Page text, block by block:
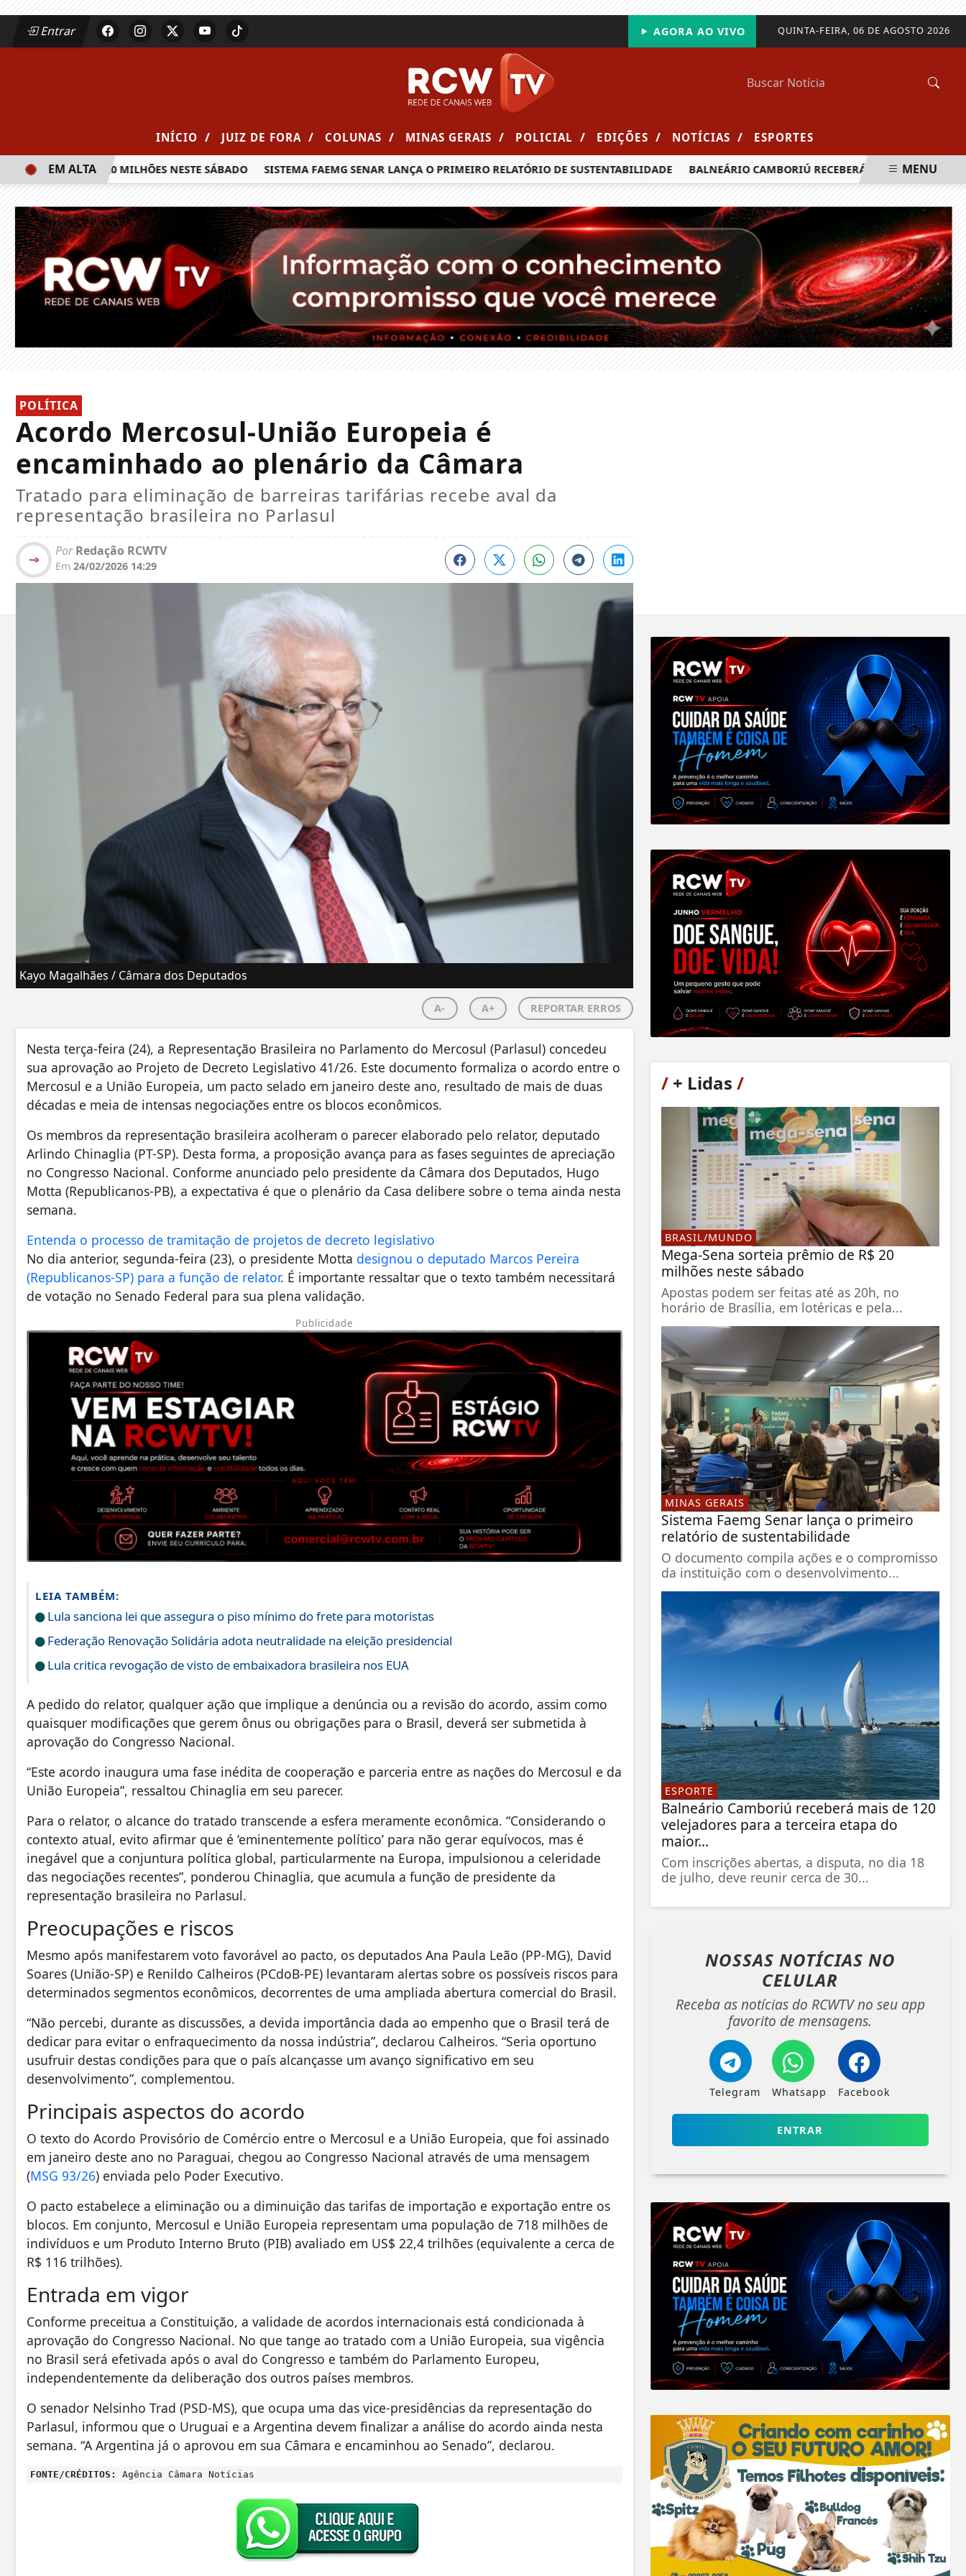
Entrar QUINTA-FEIRA, 06 DE AGOSTO 2026
AGORA AO VIVO
INÍCIO / JUIZ DE FORA / COLUNAS / MINAS GERAIS / POLICIAL / EDIÇÕES / NOTÍCIAS / ESPORTES
PRÊMIO DE R$ 20 MILHÕES NESTE SÁBADO SISTEMA FAEMG SENAR LANÇA O PRIMEIRO RELATÓRIO DE SUSTENTABILIDADE BALNEÁRIO CAMBORIÚ RECEBERÁ MAIS DE 120
EM ALTA MENU
POLÍTICA
Acordo Mercosul-União Europeia é
encaminhado ao plenário da Câmara
Tratado para eliminação de barreiras tarifárias recebe aval da
representação brasileira no Parlasul
PorRedação RCWTV
Em 24/02/2026 14:29
Kayo Magalhães / Câmara dos Deputados
A- A+ REPORTAR ERROS
Nesta terça-feira (24), a Representação Brasileira no Parlamento do Mercosul (Parlasul) concedeu
sua aprovação ao Projeto de Decreto Legislativo 41/26. Este documento formaliza o acordo entre o
Mercosul e a União Europeia, um pacto selado em janeiro deste ano, resultado de mais de duas
décadas e meia de intensas negociações entre os blocos econômicos.
Os membros da representação brasileira acolheram o parecer elaborado pelo relator, deputado
Arlindo Chinaglia (PT-SP). Desta forma, a proposição avança para as fases seguintes de apreciação
no Congresso Nacional. Conforme anunciado pelo presidente da Câmara dos Deputados, Hugo
Motta (Republicanos-PB), a expectativa é que o plenário da Casa delibere sobre o tema ainda nesta
semana.
Entenda o processo de tramitação de projetos de decreto legislativo
No dia anterior, segunda-feira (23), o presidente Motta designou o deputado Marcos Pereira
(Republicanos-SP) para a função de relator. É importante ressaltar que o texto também necessitará
de votação no Senado Federal para sua plena validação.
Publicidade
LEIA TAMBÉM:
Lula sanciona lei que assegura o piso mínimo do frete para motoristas
Federação Renovação Solidária adota neutralidade na eleição presidencial
Lula critica revogação de visto de embaixadora brasileira nos EUA
A pedido do relator, qualquer ação que implique a denúncia ou a revisão do acordo, assim como
quaisquer modificações que gerem ônus ou obrigações para o Brasil, deverá ser submetida à
aprovação do Congresso Nacional.
“Este acordo inaugura uma fase inédita de cooperação e parceria entre as nações do Mercosul e da
União Europeia”, ressaltou Chinaglia em seu parecer.
Para o relator, o alcance do tratado transcende a esfera meramente econômica. “Considerando o
contexto atual, evito afirmar que é ‘eminentemente político’ para não gerar equívocos, mas é
inegável que a conjuntura política global, particularmente na Europa, impulsionou a celeridade
das negociações recentes”, ponderou Chinaglia, que acumula a função de presidente da
representação brasileira no Parlasul.
Preocupações e riscos
Mesmo após manifestarem voto favorável ao pacto, os deputados Ana Paula Leão (PP-MG), David
Soares (União-SP) e Renildo Calheiros (PCdoB-PE) levantaram alertas sobre os possíveis riscos para
determinados segmentos econômicos, decorrentes de uma ampliada abertura comercial do Brasil.
“Não percebi, durante as discussões, a devida importância dada ao empenho que o Brasil terá de
dedicar para evitar o enfraquecimento da nossa indústria”, declarou Calheiros. “Seria oportuno
usufruir destas condições para que o país alcançasse um avanço significativo em seu
desenvolvimento”, complementou.
Principais aspectos do acordo
O texto do Acordo Provisório de Comércio entre o Mercosul e a União Europeia, que foi assinado
em janeiro deste ano no Paraguai, chegou ao Congresso Nacional através de uma mensagem
(MSG 93/26) enviada pelo Poder Executivo.
O pacto estabelece a eliminação ou a diminuição das tarifas de importação e exportação entre os
blocos. Em conjunto, Mercosul e União Europeia representam uma população de 718 milhões de
indivíduos e um Produto Interno Bruto (PIB) avaliado em US$ 22,4 trilhões (equivalente a cerca de
R$ 116 trilhões).
Entrada em vigor
Conforme preceitua a Constituição, a validade de acordos internacionais está condicionada à
aprovação do Congresso Nacional. No que tange ao tratado com a União Europeia, sua vigência
no Brasil será efetivada após o aval do Congresso e também do Parlamento Europeu,
independentemente da deliberação dos outros países membros.
O senador Nelsinho Trad (PSD-MS), que ocupa uma das vice-presidências da representação do
Parlasul, informou que o Uruguai e a Argentina devem finalizar a análise do acordo ainda nesta
semana. “A Argentina já o aprovou em sua Câmara e encaminhou ao Senado”, declarou.
FONTE/CRÉDITOS: Agência Câmara Notícias
/+ Lidas /
BRASIL/MUNDO
Mega-Sena sorteia prêmio de R$ 20
milhões neste sábado
Apostas podem ser feitas até as 20h, no
horário de Brasília, em lotéricas e pela...
MINAS GERAIS
Sistema Faemg Senar lança o primeiro
relatório de sustentabilidade
O documento compila ações e o compromisso
da instituição com o desenvolvimento...
ESPORTE
Balneário Camboriú receberá mais de 120
velejadores para a terceira etapa do
maior...
Com inscrições abertas, a disputa, no dia 18
de julho, deve reunir cerca de 30...
NOSSAS NOTÍCIAS NO
CELULAR
Receba as notícias do RCWTV no seu app
favorito de mensagens.
Telegram Whatsapp Facebook
ENTRAR